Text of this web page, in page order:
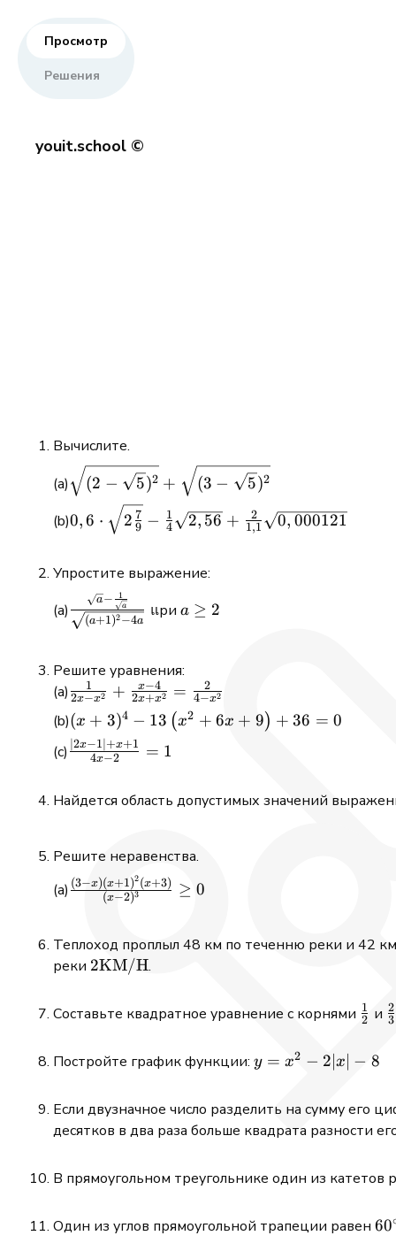
Просмотр
Решения
youit.school ©
Вычислите.
\sqrt{(2-
\sqrt{5})^{2}}+\sqrt{(3-
\sqrt{5})^{2}}
(2 − 5)2 + (3 − 5)2
0,6 \cdot \sqrt{2
\frac{7}{9}}-
\sqrt{2,56}+\frac{2}
{1,1}
\sqrt{0,000121}
0,6 ⋅ 2 9
7 − 4
1 2, 56 + 1,1
2 0, 000121
Упростите выражение:
\frac{\sqrt{a}-
\frac{1}
{\sqrt{(a+1)^{2}-4
a}}
(a+1)2−4a
a− a
1
แри a
\geq
\quad
a ≥ 2
Решите уравнения:
\frac{1}{2 x-
x^{2}}+\frac{x-4}
{2
x+x^{2}}=\frac{2}
2x−x2
1 + 2x+x2
x−4 = 4−x2
2
(x+3)^{4}-13\left(x^{2}+6
x+9\right)+36=0
(x + 3)4 − 13 (x2 + 6x + 9) + 36 = 0
\frac{|2
{4 x-
4x−2
∣2x−1∣ +x+1 = 1
Найдется область допустимых значений
Решите неравенства.
\frac{(3-
(x+3)}
{(x-
\geq 0
(x−2)3
(3−x)(x+1)2(x+3) ≥ 0
Теплоход проплыл 48 км по теченню реки и 42 км
реки 2
2KM/H.
Составьте квадратное уравнение с корнями 2
1 и 3
2
Постройте график функции: y=x^{2}-2|x|-8
y = x2 − 2∣x∣ − 8
Если двузначное число разделить на сумму его
десятков в два раза больше квадрата разности
В прямоугольном треугольнике один из
Один из углов прямоугольной трапеции равен 60